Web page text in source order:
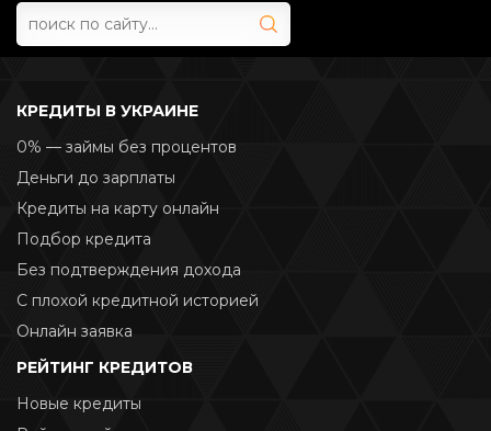
КРЕДИТЫ В УКРАИНЕ
0% — займы без процентов
Деньги до зарплаты
Кредиты на карту онлайн
Подбор кредита
Без подтверждения дохода
С плохой кредитной историей
Онлайн заявка
РЕЙТИНГ КРЕДИТОВ
Новые кредиты